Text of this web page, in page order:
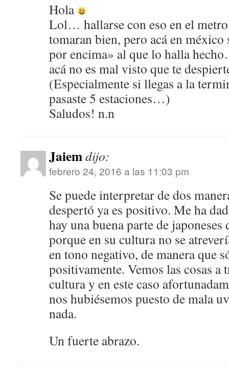
Hola
Lol… hallarse con eso en el
tomaran bien, pero acá en
por encima» al que lo halla
acá no es mal visto que te
(Especialmente si llegas a la
pasaste 5 estaciones…)
Saludos! n.n
Jaiemdijo:
febrero 24, 2016 a las 11:03 pm
Se puede interpretar de dos
despertó ya es positivo. Me ha
hay una buena parte de
porque en su cultura no se
en tono negativo, de manera que
positivamente. Vemos las cosas a
cultura y en este caso
nos hubiésemos puesto de mala
nada.
Un fuerte abrazo.